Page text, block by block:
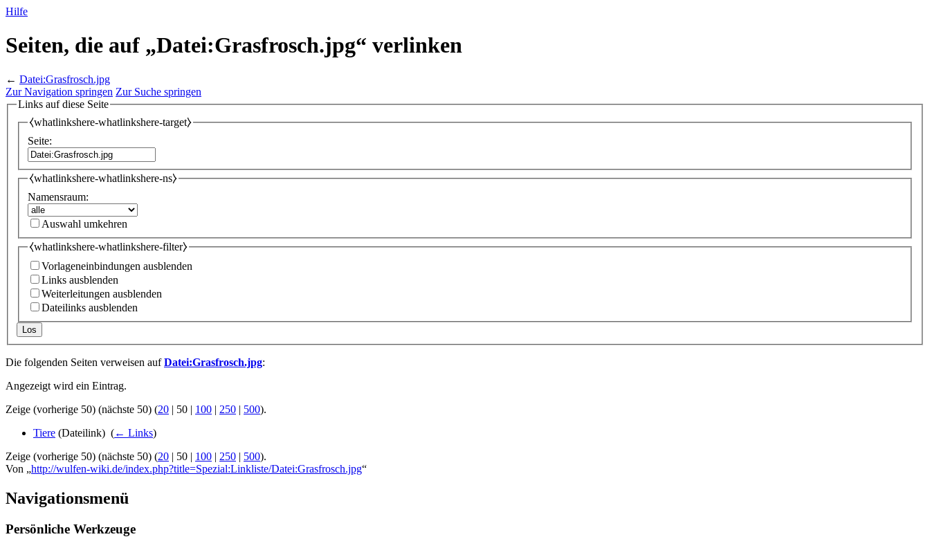
Hilfe
Seiten, die auf „Datei:Grasfrosch.jpg“ verlinken
← Datei:Grasfrosch.jpg
Zur Navigation springen Zur Suche springen
Links auf diese Seite
⧼whatlinkshere-whatlinkshere-target⧽
Seite:
⧼whatlinkshere-whatlinkshere-ns⧽
Namensraum:
Auswahl umkehren
⧼whatlinkshere-whatlinkshere-filter⧽
Vorlageneinbindungen ausblenden
Links ausblenden
Weiterleitungen ausblenden
Dateilinks ausblenden
Los
Die folgenden Seiten verweisen aufDatei:Grasfrosch.jpg:
Angezeigt wird ein Eintrag.
Zeige (vorherige 50) (nächste 50) (20 | 50 | 100 | 250 | 500).
Tiere (Dateilink) ‎ (← Links)
Zeige (vorherige 50) (nächste 50) (20 | 50 | 100 | 250 | 500).
Von „http://wulfen-wiki.de/index.php?title=Spezial:Linkliste/Datei:Grasfrosch.jpg“
Navigationsmenü
Persönliche Werkzeuge